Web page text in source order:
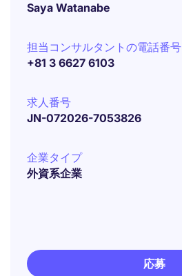
Saya Watanabe
担当コンサルタントの電話番号
+81 3 6627 6103
求人番号
JN-072026-7053826
企業タイプ
外資系企業
応募